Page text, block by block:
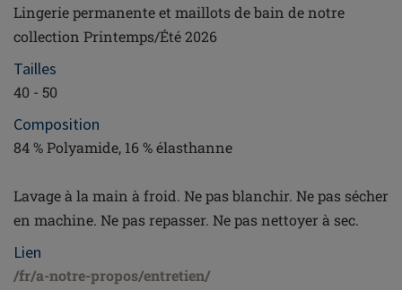
Lingerie permanente et maillots de bain de notre
collection Printemps/Été 2026
Tailles
40 - 50
Composition
84 % Polyamide, 16 % élasthanne
Lavage à la main à froid. Ne pas blanchir. Ne pas sécher
en machine. Ne pas repasser. Ne pas nettoyer à sec.
Lien
/fr/a-notre-propos/entretien/